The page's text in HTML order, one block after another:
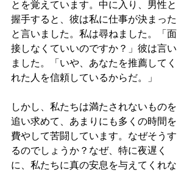
とを覚えています。中に入り、男性と
握手すると、彼は私に仕事が決まった
と言いました。私は尋ねました。「面
接しなくていいのですか？」彼は言い
ました。「いや、あなたを推薦してく
れた人を信頼しているからだ。」
しかし、私たちは満たされないものを
追い求めて、あまりにも多くの時間を
費やして苦闘しています。なぜそうす
るのでしょうか？なぜ、特に夜遅く
に、私たちに真の安息を与えてくれな